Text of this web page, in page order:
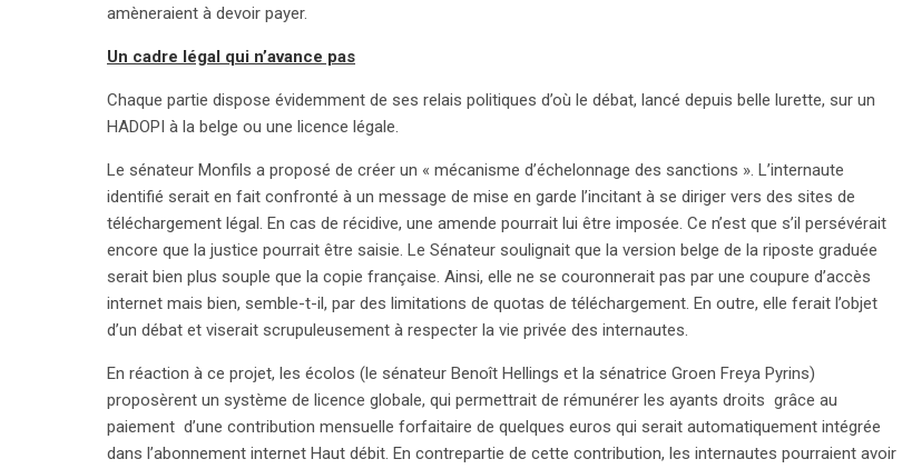
amèneraient à devoir payer.
Un cadre légal qui n’avance pas
Chaque partie dispose évidemment de ses relais politiques d’où le débat, lancé depuis belle lurette, sur un
HADOPI à la belge ou une licence légale.
Le sénateur Monfils a proposé de créer un « mécanisme d’échelonnage des sanctions ». L’internaute
identifié serait en fait confronté à un message de mise en garde l’incitant à se diriger vers des sites de
téléchargement légal. En cas de récidive, une amende pourrait lui être imposée. Ce n’est que s’il persévérait
encore que la justice pourrait être saisie. Le Sénateur soulignait que la version belge de la riposte graduée
serait bien plus souple que la copie française. Ainsi, elle ne se couronnerait pas par une coupure d’accès
internet mais bien, semble-t-il, par des limitations de quotas de téléchargement. En outre, elle ferait l’objet
d’un débat et viserait scrupuleusement à respecter la vie privée des internautes.
En réaction à ce projet, les écolos (le sénateur Benoît Hellings et la sénatrice Groen Freya Pyrins)
proposèrent un système de licence globale, qui permettrait de rémunérer les ayants droits grâce au
paiement d’une contribution mensuelle forfaitaire de quelques euros qui serait automatiquement intégrée
dans l’abonnement internet Haut débit. En contrepartie de cette contribution, les internautes pourraient avoir